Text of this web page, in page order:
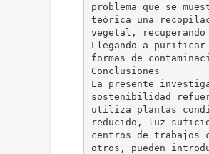
problema que se
teórica una
vegetal,
Llegando a purificar
formas de
Conclusiones
La presente
sostenibilidad
utiliza plantas
reducido, luz
centros de trabajos
otros, pueden